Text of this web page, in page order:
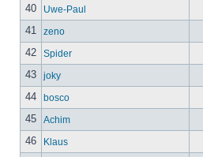
40 Uwe-Paul
41 zeno
42 Spider
43 joky
44 bosco
45 Achim
46 Klaus